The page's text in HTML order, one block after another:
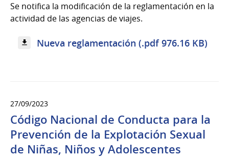
Se notifica la modificación de la reglamentación en la
actividad de las agencias de viajes.
Nueva reglamentación (.pdf 976.16 KB)
27/09/2023
Código Nacional de Conducta para la
Prevención de la Explotación Sexual
de Niñas, Niños y Adolescentes